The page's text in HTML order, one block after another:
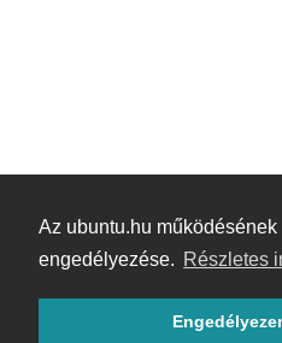
Az ubuntu.hu
engedélyezése. Részletes